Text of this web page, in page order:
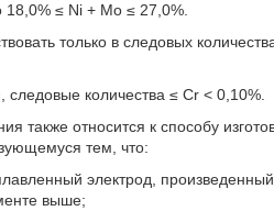
18,0% ≤ Ni + Mo ≤ 27,0%.
только в следовых
следовые количества ≤ Cr < 0,10%.
также относится к способу
тем, что:
электрод,
выше;